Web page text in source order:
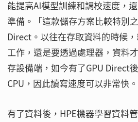
能提高AI模型訓練和調校速度，
準備。「這款儲存方案比較特別
Direct。以往在存取資料的時候
工作，還是要透過處理器，資料
存設備端，如今有了GPU Direct
CPU，因此讀寫速度可以非常快
有了資料後，HPE機器學習資料